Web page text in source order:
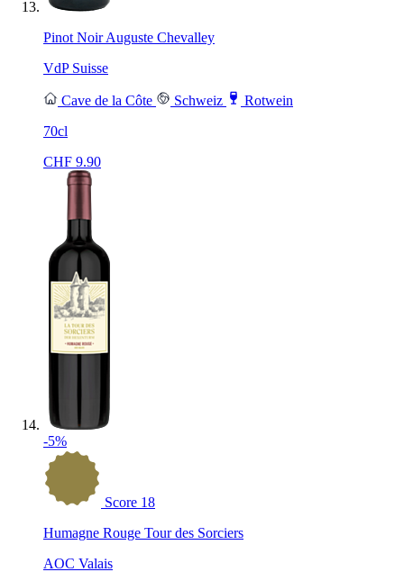
Pinot Noir Auguste Chevalley
VdP Suisse
Cave de la Côte Schweiz
Rotwein
70cl
CHF 9.90
-5%
Score 18
Humagne Rouge Tour des Sorciers
AOC Valais